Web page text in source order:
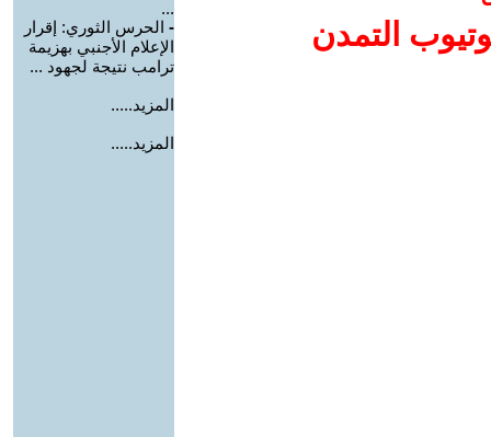
التمدن
...
- الحرس الثوري: إقرار
الإعلام الأجنبي بهزيمة
ترامب نتيجة لجهود ...
المزيد.....
المزيد.....